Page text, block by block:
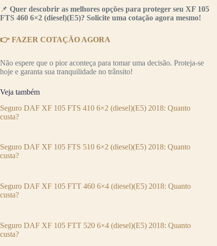
📌 Quer descobrir as melhores opções para proteger seu XF 105
FTS 460 6×2 (diesel)(E5)? Solicite uma cotação agora mesmo!
👉 FAZER COTAÇÃO AGORA
Não espere que o pior aconteça para tomar uma decisão. Proteja-se
hoje e garanta sua tranquilidade no trânsito!
Veja também
Seguro DAF XF 105 FTS 410 6×2 (diesel)(E5) 2018: Quanto
custa?
Seguro DAF XF 105 FTS 510 6×2 (diesel)(E5) 2018: Quanto
custa?
Seguro DAF XF 105 FTT 460 6×4 (diesel)(E5) 2018: Quanto
custa?
Seguro DAF XF 105 FTT 520 6×4 (diesel)(E5) 2018: Quanto
custa?